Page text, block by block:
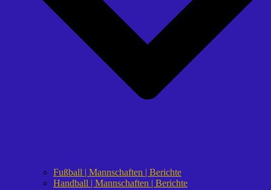
Fußball | Mannschaften | Berichte
Handball | Mannschaften | Berichte